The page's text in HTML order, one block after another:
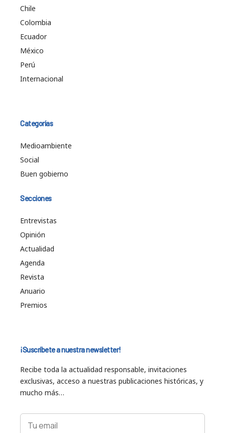
Chile
Colombia
Ecuador
México
Perú
Internacional
Categorías
Medioambiente
Social
Buen gobierno
Secciones
Entrevistas
Opinión
Actualidad
Agenda
Revista
Anuario
Premios
¡Suscríbete a nuestra newsletter!
Recibe toda la actualidad responsable, invitaciones
exclusivas, acceso a nuestras publicaciones históricas, y
mucho más…